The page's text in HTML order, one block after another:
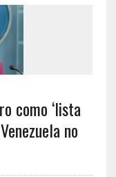
como ‘lista
no